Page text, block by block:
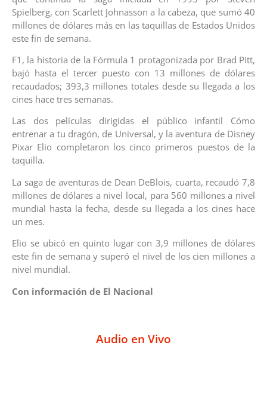
Spielberg, con Scarlett Johnasson a la cabeza, que sumó 40
millones de dólares más en las taquillas de Estados Unidos
este fin de semana.
F1, la historia de la Fórmula 1 protagonizada por Brad Pitt,
bajó hasta el tercer puesto con 13 millones de dólares
recaudados; 393,3 millones totales desde su llegada a los
cines hace tres semanas.
Las dos películas dirigidas el público infantil Cómo
entrenar a tu dragón, de Universal, y la aventura de Disney
Pixar Elio completaron los cinco primeros puestos de la
taquilla.
La saga de aventuras de Dean DeBlois, cuarta, recaudó 7,8
millones de dólares a nivel local, para 560 millones a nivel
mundial hasta la fecha, desde su llegada a los cines hace
un mes.
Elio se ubicó en quinto lugar con 3,9 millones de dólares
este fin de semana y superó el nivel de los cien millones a
nivel mundial.
Con información de El Nacional
Audio en Vivo